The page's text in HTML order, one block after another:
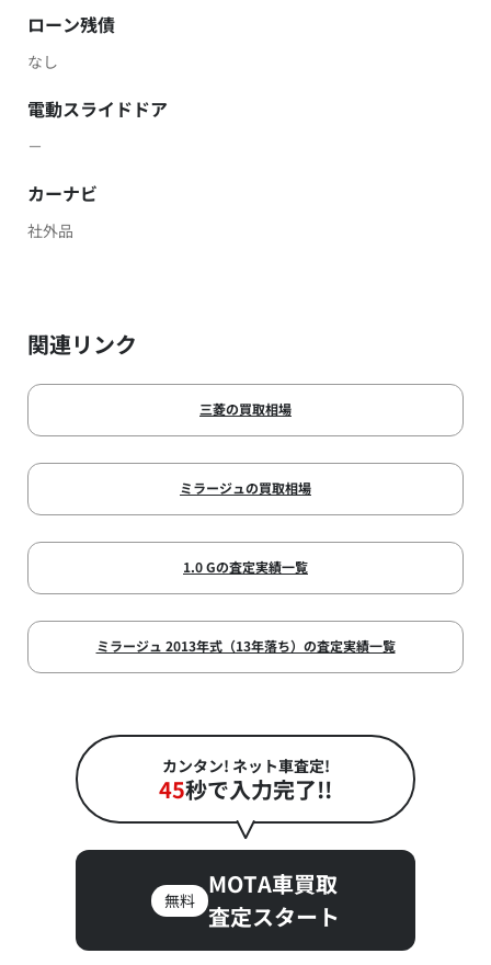
ローン残債
なし
電動スライドドア
－
カーナビ
社外品
関連リンク
三菱の買取相場
ミラージュの買取相場
1.0 Gの査定実績一覧
ミラージュ 2013年式（13年落ち）の査定実績一覧
カンタン! ネット車査定!
45秒で入力完了!!
無料
MOTA車買取
査定スタート